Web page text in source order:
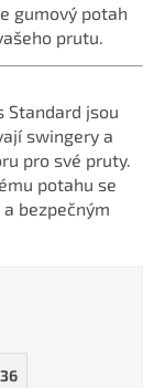
gumový potah
prutu.
Standard jsou
swingery a
pro své pruty.
potahu se
bezpečným